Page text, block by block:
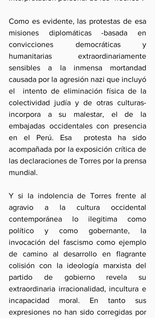
Como es evidente, las protestas de esa
misiones diplomáticas -basada en
convicciones democráticas y
humanitarias extraordinariamente
sensibles a la inmensa mortandad
causada por la agresión nazi que incluyó
el  intento de eliminación física de la
colectividad judía y de otras culturas-
incorpora a su malestar, el de la
embajadas occidentales con presencia
en el Perú. Esa  protesta ha sido
acompañada por la exposición crítica de
las declaraciones de Torres por la prensa
mundial.
Y si la indolencia de Torres frente al
agravio a la cultura occidental
contemporánea lo ilegitima como
político y como gobernante, la
invocación del fascismo como ejemplo
de camino al desarrollo en flagrante
colisión con la ideología marxista del
partido de gobierno revela su
extraordinaria irracionalidad, incultura e
incapacidad moral. En tanto sus
expresiones no han sido corregidas por